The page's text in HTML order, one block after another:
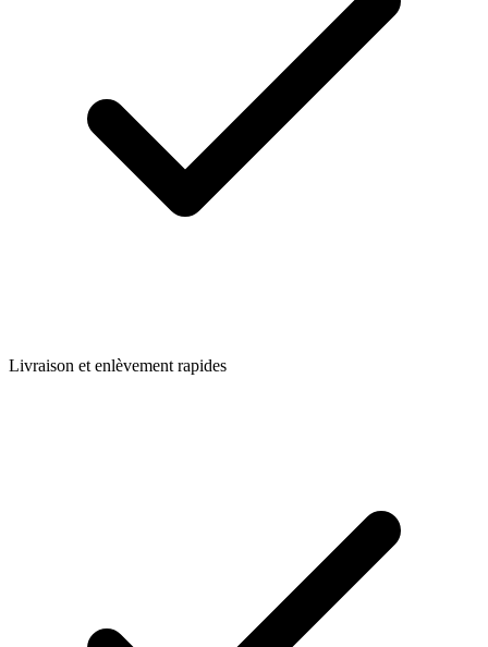
Livraison et enlèvement rapides